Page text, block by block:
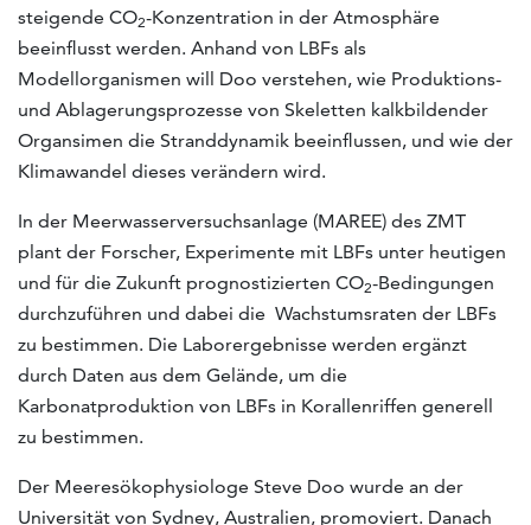
steigende CO2-Konzentration in der Atmosphäre
beeinflusst werden. Anhand von LBFs als
Modellorganismen will Doo verstehen, wie Produktions-
und Ablagerungsprozesse von Skeletten kalkbildender
Organsimen die Stranddynamik beeinflussen, und wie der
Klimawandel dieses verändern wird.
In der Meerwasserversuchsanlage (MAREE) des ZMT
plant der Forscher, Experimente mit LBFs unter heutigen
und für die Zukunft prognostizierten CO2-Bedingungen
durchzuführen und dabei die Wachstumsraten der LBFs
zu bestimmen. Die Laborergebnisse werden ergänzt
durch Daten aus dem Gelände, um die
Karbonatproduktion von LBFs in Korallenriffen generell
zu bestimmen.
Der Meeresökophysiologe Steve Doo wurde an der
Universität von Sydney, Australien, promoviert. Danach